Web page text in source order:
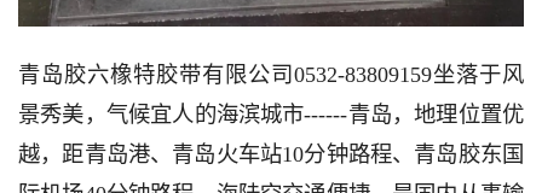
青岛胶六橡特胶带有限公司0532-83809159坐落于风
景秀美，气候宜人的海滨城市------青岛，地理位置优
越，距青岛港、青岛火车站10分钟路程、青岛胶东国